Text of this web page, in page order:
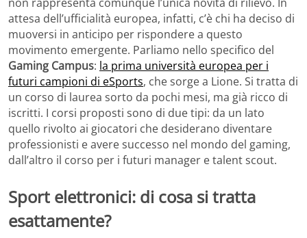
attesa dell’ufficialità europea, infatti, c’è chi ha deciso di
muoversi in anticipo per rispondere a questo
movimento emergente. Parliamo nello specifico del
Gaming Campus: la prima università europea per i
futuri campioni di eSports, che sorge a Lione. Si tratta di
un corso di laurea sorto da pochi mesi, ma già ricco di
iscritti. I corsi proposti sono di due tipi: da un lato
quello rivolto ai giocatori che desiderano diventare
professionisti e avere successo nel mondo del gaming,
dall’altro il corso per i futuri manager e talent scout.
Sport elettronici: di cosa si tratta
esattamente?